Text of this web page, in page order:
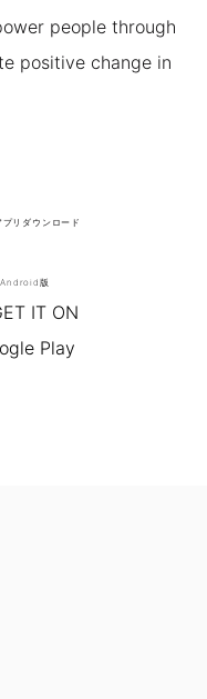
people through
positive change in
リ ダウンロード
Android版